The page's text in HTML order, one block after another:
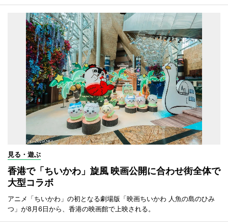
見る・遊ぶ
香港で「ちいかわ」旋風 映画公開に合わせ街全体で
大型コラボ
アニメ「ちいかわ」の初となる劇場版「映画ちいかわ 人魚の島のひみ
つ」が8月6日から、香港の映画館で上映される。